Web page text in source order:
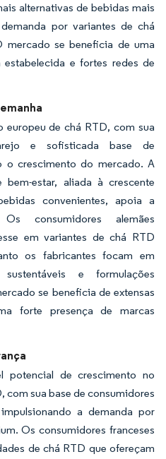
alternativas de bebidas mais
por variantes de chá
mercado se beneficia de uma
e fortes redes de
europeu de chá RTD, com sua
e sofisticada base de
o crescimento do mercado. A
estar, aliada à crescente
convenientes, apoia a
consumidores alemães
em variantes de chá RTD
os fabricantes focam em
e formulações
se beneficia de extensas
forte presença de marcas
potencial de crescimento no
com sua base de consumidores
a demanda por
Os consumidores franceses
de chá RTD que ofereçam